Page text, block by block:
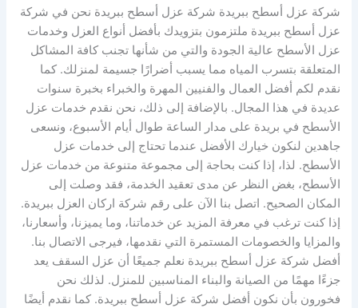
شركة عزل أسطح ببريدة شركة عزل أسطح ببريدة نحن في شركة
عزل أسطح ببريدة ملتزمون بتزويدك بأفضل أنواع العزل وخدمات
عزل الأسطح عالية الجودة والتي من شأنها تجنب كافة المشاكل
المتعلقة بتسرب المياه مما يسبب أضرارًا جسيمة لمنزلك. كما
نقدم لكم أفضل العمال والفنيين المهرة والخبراء بخبرة سنوات
عديدة في هذا المجال. بالإضافة إلى ذلك، نحن نقدم خدمات عزل
الأسطح في بريدة على مدار الساعة طوال أيام الأسبوع، ونسعى
جاهدين لنكون خيارك الأفضل عندما تحتاج إلى خدمات عزل
الأسطح. لذا، إذا كنت بحاجة إلى مجموعة متنوعة من خدمات عزل
الأسطح، بغض النظر عن مدى تعقيد الخدمة، فقد وصلت إلى
المكان الصحيح. اتصل بنا الآن على رقم شركة اركان العزل ببريدة.
إذا كنت ترغب في معرفة المزيد عن خدماتنا، وما يميزنا، وأسعارنا،
والمزايا والخصومات المستمرة التي نقدمها، فيرجى الاتصال بنا.
أفضل شركة عزل أسطح ببريدة نعلم جميعًا أن عزل السقف يعد
جزءًا مهمًا من الصيانة والبناء المناسبين للمنزل. لذلك نحن
فخورون بأن نكون أفضل شركة عزل أسطح ببريدة. كما نقدم أيضًا